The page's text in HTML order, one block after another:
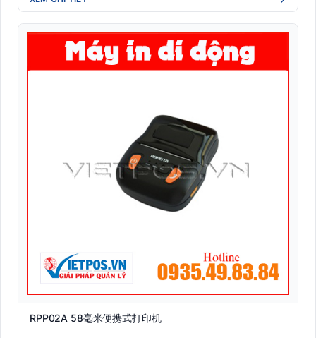
RPP02A 58毫米便携式打印机